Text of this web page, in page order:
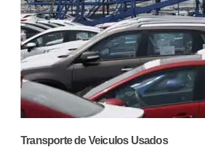
Transporte de Veiculos Usados